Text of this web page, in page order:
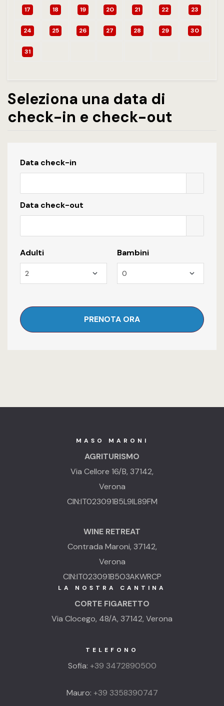
17 18 19 20 21 22 23
24 25 26 27 28 29 30
31
Seleziona una data di
check-in e check-out
Data check-in
Data check-out
Adulti Bambini
MASO MARONI
AGRITURISMO
Via Cellore 16/B, 37142,
Verona
CIN:IT023091B5L9IL89FM
WINE RETREAT
Contrada Maroni, 37142,
Verona
CIN:IT023091B5O3AKWRCP
LA NOSTRA CANTINA
CORTE FIGARETTO
Via Clocego, 48/A, 37142, Verona
TELEFONO
Sofia: +39 3472890500
Mauro: +39 3358390747